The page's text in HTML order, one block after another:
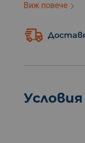
До пещерата
психически и
Ентусиасти
Виж повече
Условия